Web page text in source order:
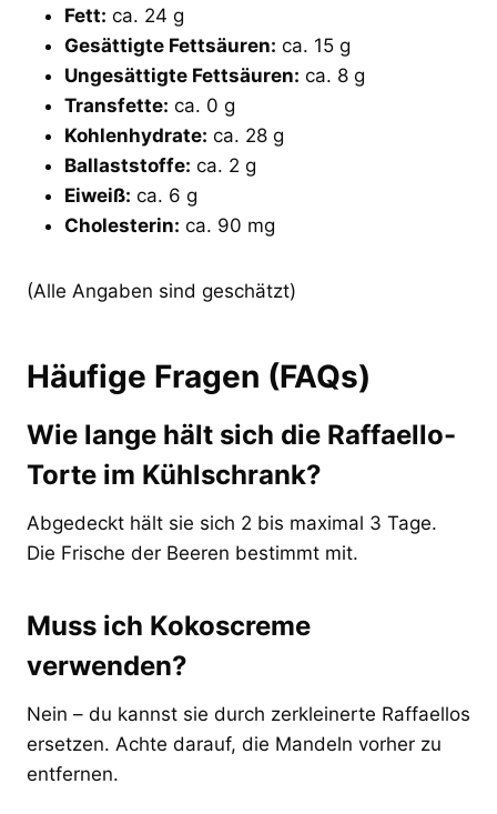
Fett: ca. 24 g
Gesättigte Fettsäuren: ca. 15 g
Ungesättigte Fettsäuren: ca. 8 g
Transfette: ca. 0 g
Kohlenhydrate: ca. 28 g
Ballaststoffe: ca. 2 g
Eiweiß: ca. 6 g
Cholesterin: ca. 90 mg
(Alle Angaben sind geschätzt)
Häufige Fragen (FAQs)
Wie lange hält sich die Raffaello-
Torte im Kühlschrank?
Abgedeckt hält sie sich 2 bis maximal 3 Tage.
Die Frische der Beeren bestimmt mit.
Muss ich Kokoscreme
verwenden?
Nein – du kannst sie durch zerkleinerte Raffaellos
ersetzen. Achte darauf, die Mandeln vorher zu
entfernen.